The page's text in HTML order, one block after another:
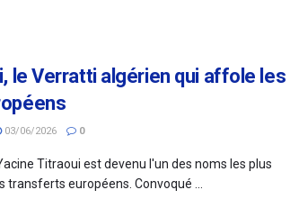
le Verratti algérien qui affole les
03/06/2026 0
Titraoui est devenu l'un des noms les plus
transferts européens. Convoqué ...